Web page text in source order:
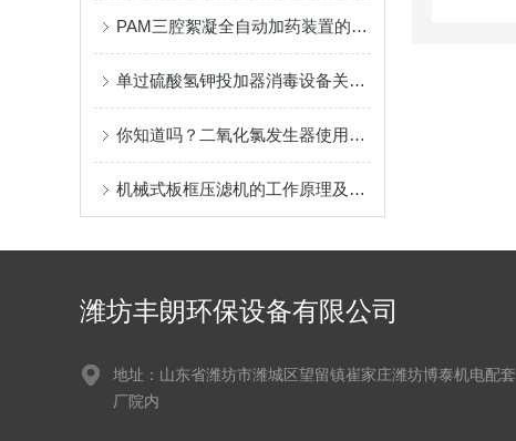
PAM三腔絮凝全自动加药装置的自动化技术及优势分析
单过硫酸氢钾投加器消毒设备关键技术特点及应用场景
你知道吗？二氧化氯发生器使用时还需要注意这些事项！
机械式板框压滤机的工作原理及技术特点说明
潍坊丰朗环保设备有限公司
地址：山东省潍坊市潍城区望留镇崔家庄潍坊博泰机电配套
厂院内